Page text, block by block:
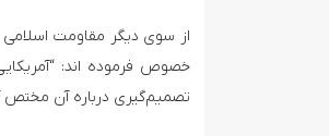
از سوی دیگر مقاومت اسلامی
خصوص فرموده­ اند:
تصمیم‌گیری درباره آن مختص